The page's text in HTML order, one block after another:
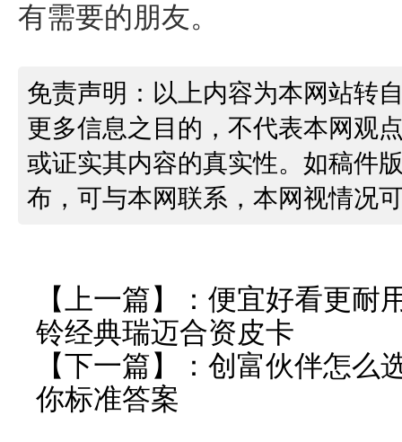
有需要的朋友。
免责声明：以上内容为本网站转
更多信息之目的，不代表本网观
或证实其内容的真实性。如稿件
布，可与本网联系，本网视情况
【上一篇】： 便宜好看更耐
铃经典瑞迈合资皮卡
【下一篇】： 创富伙伴怎么
你标准答案